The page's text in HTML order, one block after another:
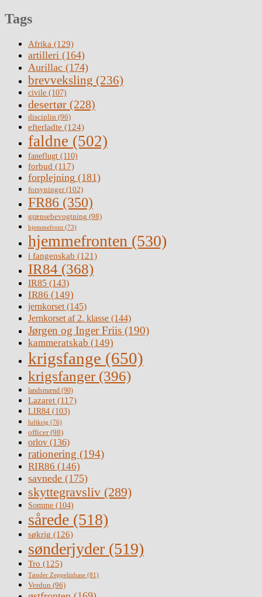
Tags
Afrika (129)
artilleri (164)
Aurillac (174)
brevveksling (236)
civile (107)
desertør (228)
disciplin (96)
efterladte (124)
faldne (502)
faneflugt (110)
forbud (117)
forplejning (181)
forsyninger(102)
FR86 (350)
grænsebevogtning (98)
hjemmefront (73)
hjemmefronten (530)
i fangenskab (121)
IR84 (368)
IR85 (143)
IR86 (149)
jernkorset(145)
Jernkorset af 2. klasse (144)
Jørgen og Inger Friis (190)
kammeratskab (149)
krigsfange (650)
krigsfanger (396)
landsmænd (90)
Lazaret (117)
LIR84 (103)
luftkrig (76)
officer(98)
orlov (136)
rationering (194)
RIR86 (146)
savnede (175)
skyttegravsliv (289)
Somme (104)
sårede (518)
søkrig (126)
sønderjyder (519)
Tro (125)
Tønder Zeppelinbase (81)
Verdun (96)